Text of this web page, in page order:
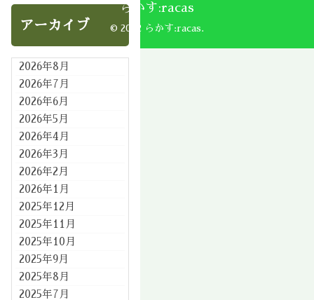
アーカイブ
2026年8月
2026年7月
2026年6月
2026年5月
2026年4月
2026年3月
2026年2月
2026年1月
2025年12月
2025年11月
2025年10月
2025年9月
2025年8月
2025年7月
らかす:racas
© 2002 らかす:racas.